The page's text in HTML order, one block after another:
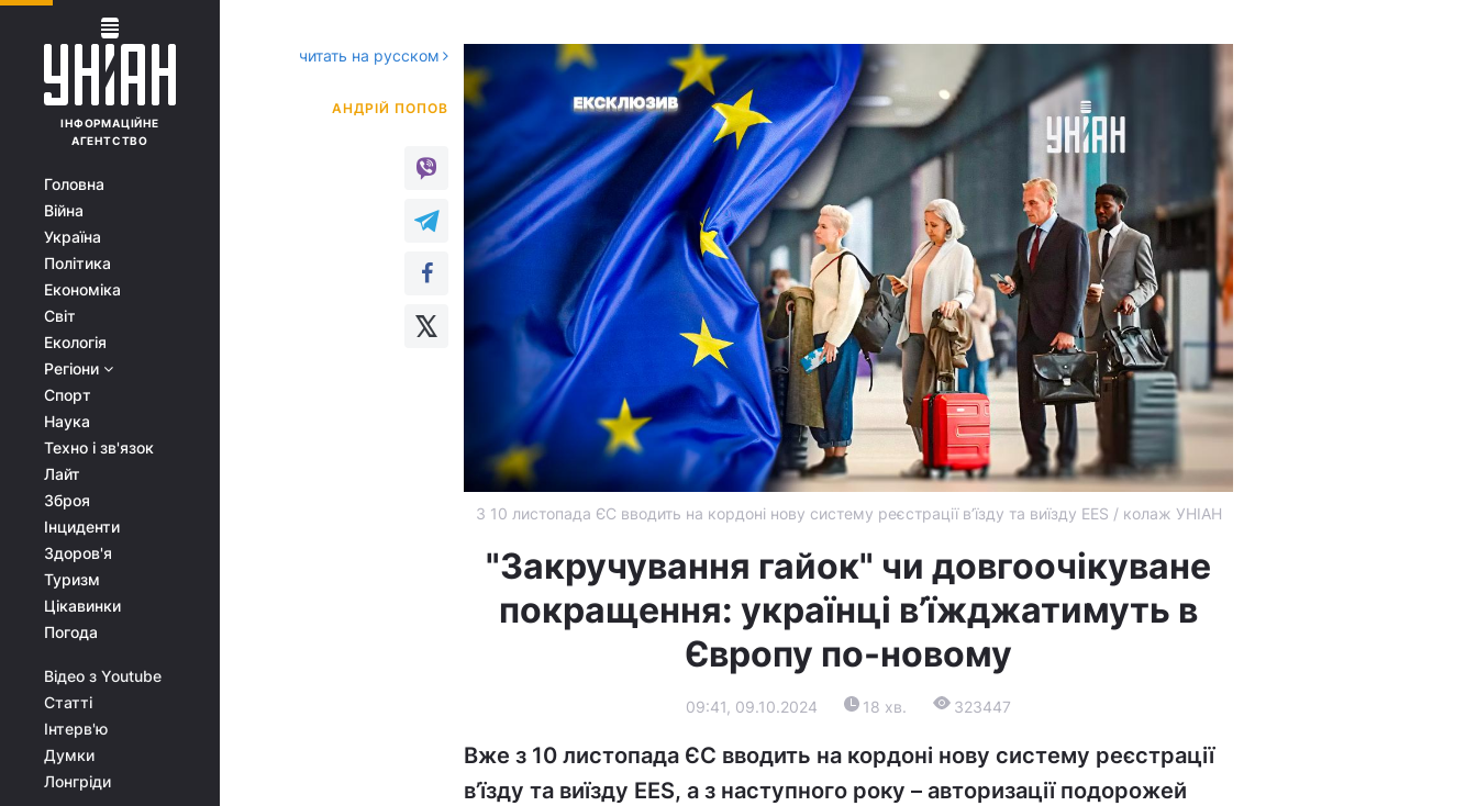
ІНФОРМАЦІЙНЕ
АГЕНТСТВО
Головна
Війна
Україна
Політика
Економіка
Світ
Екологія
Регіони
Спорт
Наука
Техно і зв'язок
Лайт
Зброя
Інциденти
Здоров'я
Туризм
Цікавинки
Погода
Відео з Youtube
Статті
Інтерв'ю
Думки
Лонгріди
читать на русском
З 10 листопада ЄС вводить на кордоні нову систему реєстрації в’їзду та виїзду EES / колаж УНІАН
"Закручування гайок" чи довгоочікуване
покращення: українці в’їжджатимуть в
Європу по-новому
09:41, 09.10.2024 18 хв. 323447
Вже з 10 листопада ЄС вводить на кордоні нову систему реєстрації
в’їзду та виїзду EES, а з наступного року – авторизації подорожей